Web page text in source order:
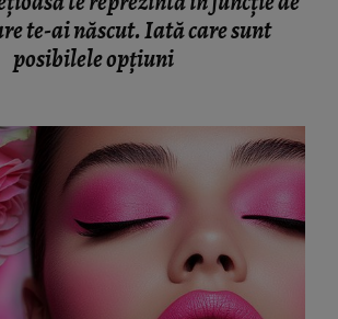
te-ai născut. Iată care sunt
posibilele opțiuni